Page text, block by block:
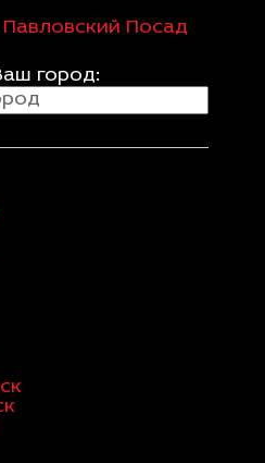
Павловский Посад
город: